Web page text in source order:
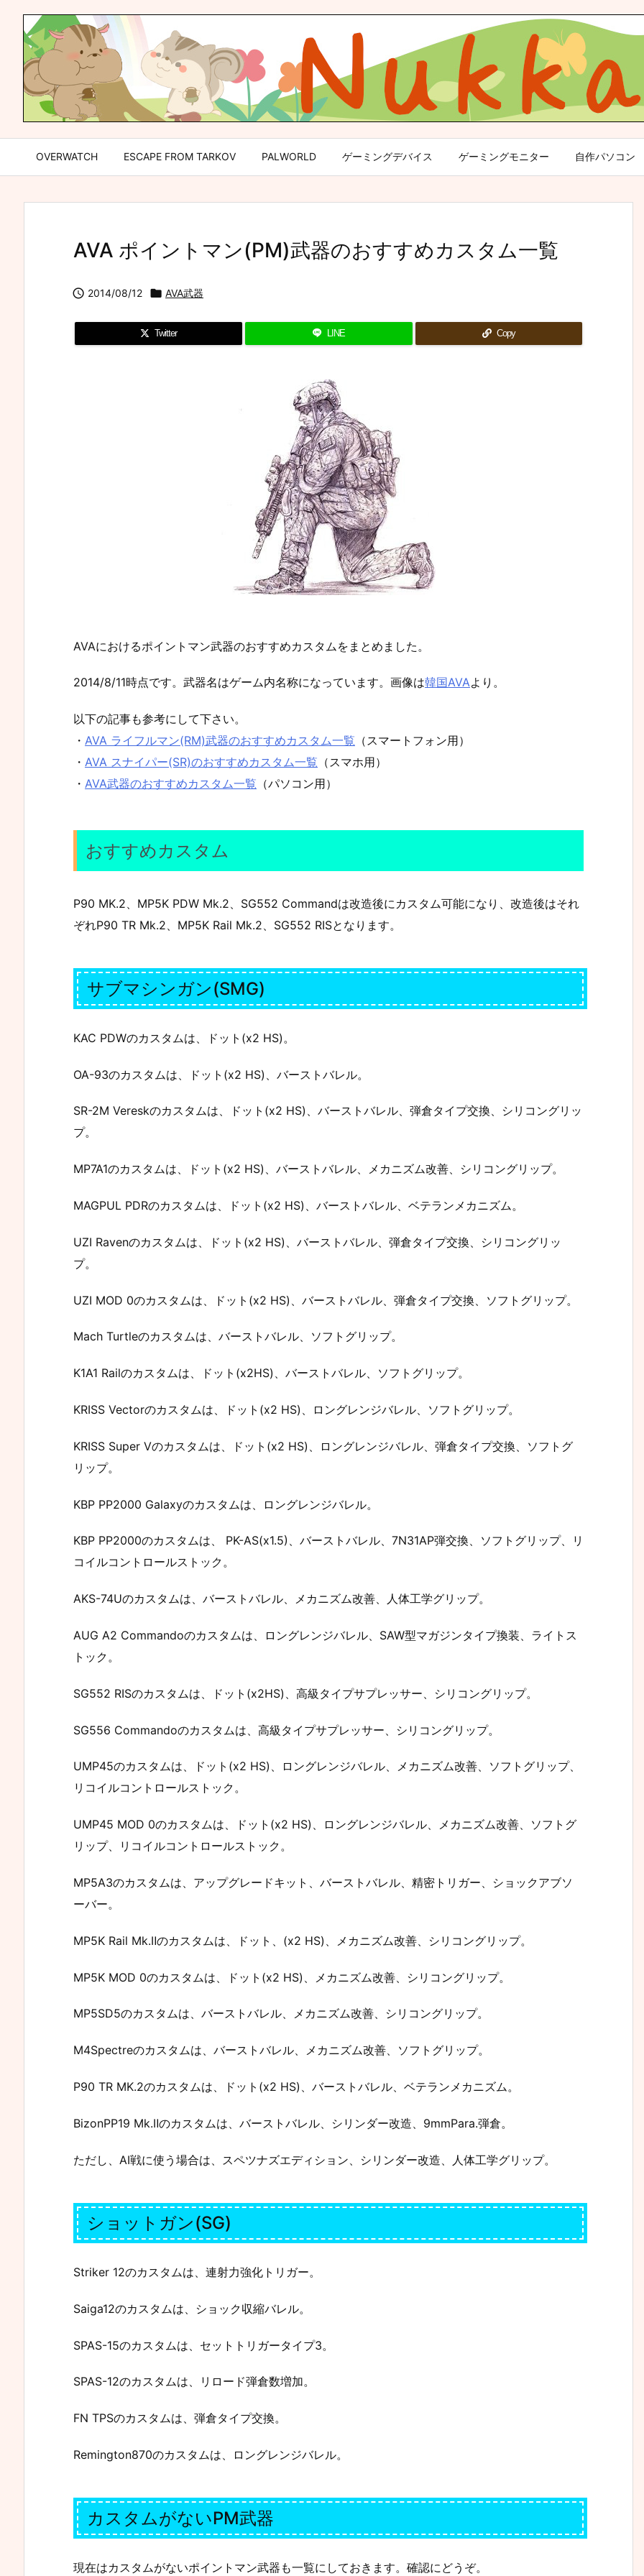
OVERWATCH ESCAPE FROM TARKOV PALWORLD ゲーミングデバイス ゲーミングモニター 自作パソコン
AVA ポイントマン(PM)武器のおすすめカスタム一覧
 2014/08/12  AVA武器
Twitter LINE Copy
AVAにおけるポイントマン武器のおすすめカスタムをまとめました。
2014/8/11時点です。武器名はゲーム内名称になっています。画像は韓国AVAより。
以下の記事も参考にして下さい。
・ AVA ライフルマン(RM)武器のおすすめカスタム一覧 （スマートフォン用）
・ AVA スナイパー(SR)のおすすめカスタム一覧 （スマホ用）
・ AVA武器のおすすめカスタム一覧 （パソコン用）
おすすめカスタム
P90 MK.2、MP5K PDW Mk.2、SG552 Commandは改造後にカスタム可能になり、改造後はそれ
ぞれP90 TR Mk.2、MP5K Rail Mk.2、SG552 RISとなります。
サブマシンガン(SMG)
KAC PDWのカスタムは、ドット(x2 HS)。
OA-93のカスタムは、ドット(x2 HS)、バーストバレル。
SR-2M Vereskのカスタムは、ドット(x2 HS)、バーストバレル、弾倉タイプ交換、シリコングリッ
プ。
MP7A1のカスタムは、ドット(x2 HS)、バーストバレル、メカニズム改善、シリコングリップ。
MAGPUL PDRのカスタムは、ドット(x2 HS)、バーストバレル、ベテランメカニズム。
UZI Ravenのカスタムは、ドット(x2 HS)、バーストバレル、弾倉タイプ交換、シリコングリッ
プ。
UZI MOD 0のカスタムは、ドット(x2 HS)、バーストバレル、弾倉タイプ交換、ソフトグリップ。
Mach Turtleのカスタムは、バーストバレル、ソフトグリップ。
K1A1 Railのカスタムは、ドット(x2HS)、バーストバレル、ソフトグリップ。
KRISS Vectorのカスタムは、ドット(x2 HS)、ロングレンジバレル、ソフトグリップ。
KRISS Super Vのカスタムは、ドット(x2 HS)、ロングレンジバレル、弾倉タイプ交換、ソフトグ
リップ。
KBP PP2000 Galaxyのカスタムは、ロングレンジバレル。
KBP PP2000のカスタムは、 PK-AS(x1.5)、バーストバレル、7N31AP弾交換、ソフトグリップ、リ
コイルコントロールストック。
AKS-74Uのカスタムは、バーストバレル、メカニズム改善、人体工学グリップ。
AUG A2 Commandoのカスタムは、ロングレンジバレル、SAW型マガジンタイプ換装、ライトス
トック。
SG552 RISのカスタムは、ドット(x2HS)、高級タイプサプレッサー、シリコングリップ。
SG556 Commandoのカスタムは、高級タイプサプレッサー、シリコングリップ。
UMP45のカスタムは、ドット(x2 HS)、ロングレンジバレル、メカニズム改善、ソフトグリップ、
リコイルコントロールストック。
UMP45 MOD 0のカスタムは、ドット(x2 HS)、ロングレンジバレル、メカニズム改善、ソフトグ
リップ、リコイルコントロールストック。
MP5A3のカスタムは、アップグレードキット、バーストバレル、精密トリガー、ショックアブソ
ーバー。
MP5K Rail Mk.Ⅱのカスタムは、ドット、(x2 HS)、メカニズム改善、シリコングリップ。
MP5K MOD 0のカスタムは、ドット(x2 HS)、メカニズム改善、シリコングリップ。
MP5SD5のカスタムは、バーストバレル、メカニズム改善、シリコングリップ。
M4Spectreのカスタムは、バーストバレル、メカニズム改善、ソフトグリップ。
P90 TR MK.2のカスタムは、ドット(x2 HS)、バーストバレル、ベテランメカニズム。
BizonPP19 Mk.Ⅱのカスタムは、バーストバレル、シリンダー改造、9mmPara.弾倉。
ただし、AI戦に使う場合は、スペツナズエディション、シリンダー改造、人体工学グリップ。
ショットガン(SG)
Striker 12のカスタムは、連射力強化トリガー。
Saiga12のカスタムは、ショック収縮バレル。
SPAS-15のカスタムは、セットトリガータイプ3。
SPAS-12のカスタムは、リロード弾倉数増加。
FN TPSのカスタムは、弾倉タイプ交換。
Remington870のカスタムは、ロングレンジバレル。
カスタムがないPM武器
現在はカスタムがないポイントマン武器も一覧にしておきます。確認にどうぞ。